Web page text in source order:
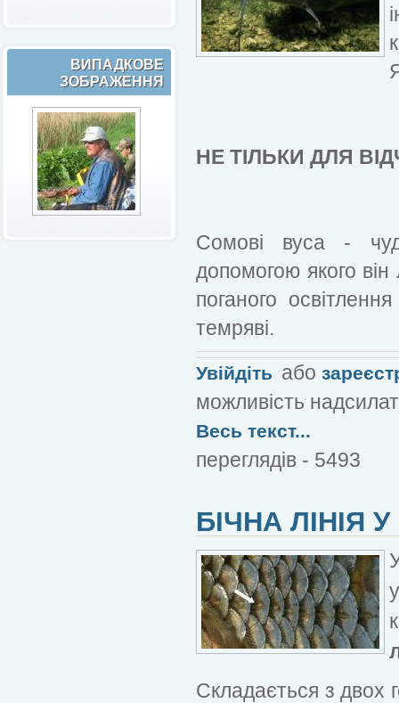
ВИПАДКОВЕ
ЗОБРАЖЕННЯ
НЕ ТІЛЬКИ ДЛЯ
Сомові вуса -
допомогою якого
поганого
темряві.
Увійдіть або
можливість
Весь текст...
переглядів - 5493
БІЧНА ЛІНІЯ
Складається з двох